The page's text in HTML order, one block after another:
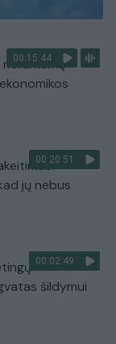
00:15:44
00:20:51
jų nebus
00:02:49
šildymui